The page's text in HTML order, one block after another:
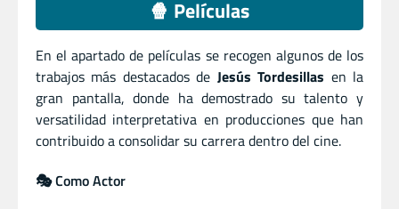
🍿 Películas
En el apartado de películas se recogen algunos de los
trabajos más destacados de Jesús Tordesillas en la
gran pantalla, donde ha demostrado su talento y
versatilidad interpretativa en producciones que han
contribuido a consolidar su carrera dentro del cine.
🎭 Como Actor